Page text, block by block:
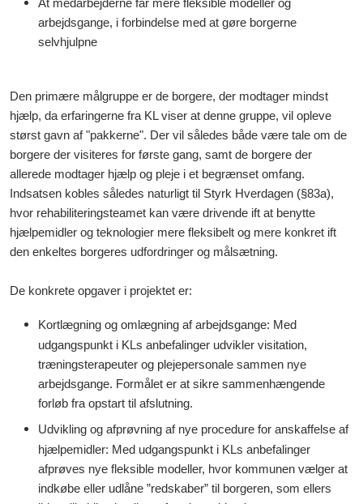
arbejdsgange, i forbindelse med at gøre borgerne
selvhjulpne
Den primære målgruppe er de borgere, der modtager mindst
hjælp, da erfaringerne fra KL viser at denne gruppe, vil opleve
størst gavn af "pakkerne". Der vil således både være tale om de
borgere der visiteres for første gang, samt de borgere der
allerede modtager hjælp og pleje i et begrænset omfang.
Indsatsen kobles således naturligt til Styrk Hverdagen (§83a),
hvor rehabiliteringsteamet kan være drivende ift at benytte
hjælpemidler og teknologier mere fleksibelt og mere konkret ift
den enkeltes borgeres udfordringer og målsætning.
De konkrete opgaver i projektet er:
Kortlægning og omlægning af arbejdsgange: Med
udgangspunkt i KLs anbefalinger udvikler visitation,
træningsterapeuter og plejepersonale sammen nye
arbejdsgange. Formålet er at sikre sammenhængende
forløb fra opstart til afslutning.
Udvikling og afprøvning af nye procedure for anskaffelse af
hjælpemidler: Med udgangspunkt i KLs anbefalinger
afprøves nye fleksible modeller, hvor kommunen vælger at
indkøbe eller udlåne ”redskaber” til borgeren, som ellers